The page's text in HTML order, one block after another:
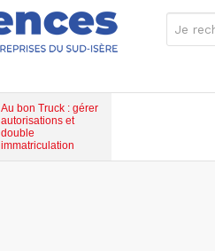
Au bon Truck : gérer
autorisations et
double
immatriculation